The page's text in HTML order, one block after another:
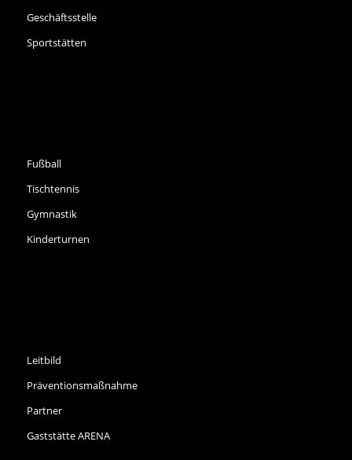
Geschäftsstelle
Sportstätten
Fußball
Tischtennis
Gymnastik
Kinderturnen
Leitbild
Präventionsmaßnahme
Partner
Gaststätte ARENA